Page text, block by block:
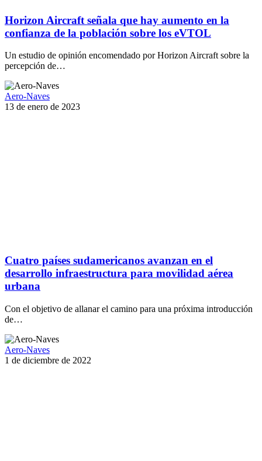
Horizon Aircraft señala que hay aumento en la
confianza de la población sobre los eVTOL
Un estudio de opinión encomendado por Horizon Aircraft sobre la
percepción de…
Aero-Naves
13 de enero de 2023
Cuatro países sudamericanos avanzan en el
desarrollo infraestructura para movilidad aérea
urbana
Con el objetivo de allanar el camino para una próxima introducción
de…
Aero-Naves
1 de diciembre de 2022